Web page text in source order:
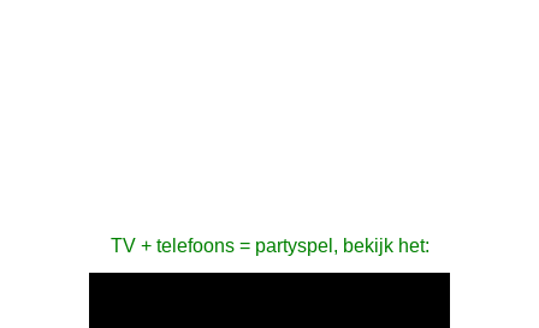
TV + telefoons = partyspel, bekijk het: